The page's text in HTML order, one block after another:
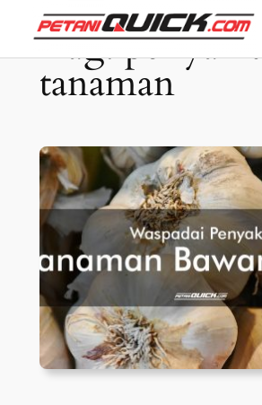
contentTag:penyakit
tanaman